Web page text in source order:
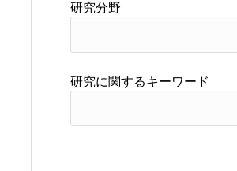
研究分野
研究に関するキーワード